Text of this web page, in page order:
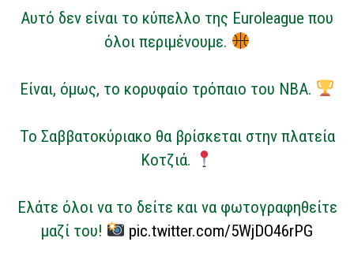
Αυτό δεν είναι το κύπελλο της Euroleague που
όλοι περιμένουμε.
Είναι, όμως, το κορυφαίο τρόπαιο του NBA.
Το Σαββατοκύριακο θα βρίσκεται στην πλατεία
Κοτζιά.
Ελάτε όλοι να το δείτε και να φωτογραφηθείτε
μαζί του!
pic.twitter.com/5WjDO46rPG